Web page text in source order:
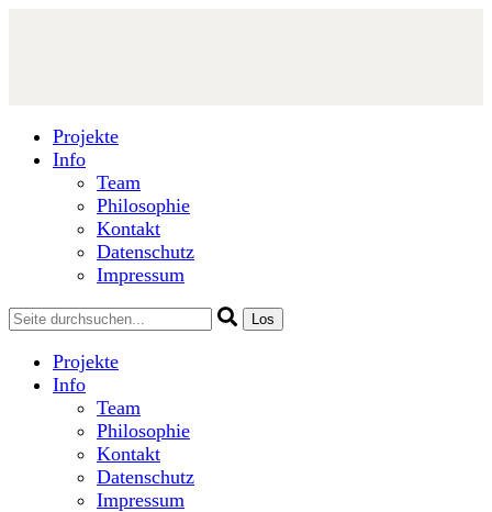
Projekte
Info
Team
Philosophie
Kontakt
Datenschutz
Impressum
Projekte
Info
Team
Philosophie
Kontakt
Datenschutz
Impressum